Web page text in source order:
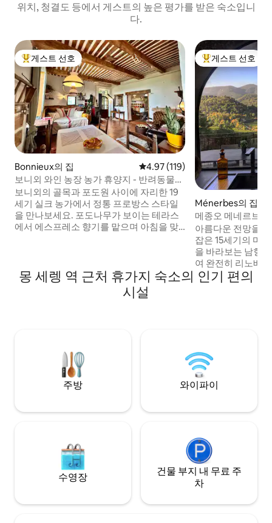
위치, 청결도 등에서 게스트의 높은 평가를 받은 숙소입니
다.
상위 게스트 선호
게스트 선호
Bonnieux의 집 평점 4.97점(5점 만점), 후기 119
4.97 (119)
보니외 와인 농장 농가 휴양지 - 반려동물
동반 가능
보니외의 골목과 포도원 사이에 자리한 19
세기 실크 농가에서 정통 프로방스 스타일
을 만나보세요. 포도나무가 보이는 테라스
에서 에스프레소 향기를 맡으며 아침을 맞
프랑스산 침구와 어우러집니다. 낮에는 시
장을 둘러보고, 와이너리를 탐험하고, 저녁
에는 별빛 아래에서 와인을 즐겨보세요. 봄
상위 게스트 선호
게스트 선호
Ménerbes의 집
메종오 메네르브,
스
아름다운 전망을
잡은 15세기의 마
을 바라보는 남향
여 완전히 리노베
편의시설을 모두
에서 하루를 보낸
열리는 주간 시장.
몽 세렝 역 근처 휴가지 숙소의 인기 편의
시설
주방 와이파이
수영장
건물 부지 내 무료 주
차